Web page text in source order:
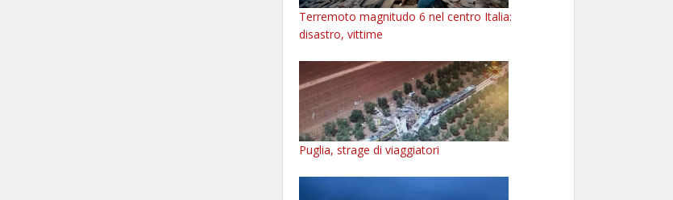
Terremoto magnitudo 6 nel centro Italia:
disastro, vittime
Puglia, strage di viaggiatori